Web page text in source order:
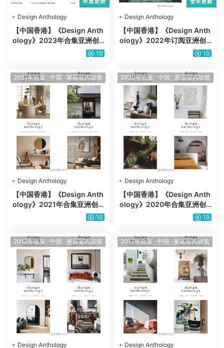
Design Anthology
【中国香港】《Design Anth
ology》2023年合集亚洲创
意室内设计艺术建筑场景灵感
10
Design Anthology
【中国香港】《Design Anth
ology》2022年订阅亚洲创
意室内设计艺术建筑场景灵感
10
2021年合集 · 中国 · 家居室内软装
Design Anthology
【中国香港】《Design Anth
ology》2021年合集亚洲创
意室内设计艺术建筑场景灵感
10
2020年合集 · 中国 · 家居室内软装
Design Anthology
【中国香港】《Design Anth
ology》2020年合集亚洲创
意室内设计艺术建筑场景灵感
10
2019年合集 · 中国 · 家居室内软装
Design Anthology
2017年合集 · 中国 · 家居室内软装
Design Anthology